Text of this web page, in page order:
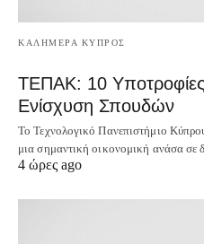
ΚΑΛΗΜΕΡΑ ΚΥΠΡΟΣ
ΤΕΠΑΚ: 10 Υποτροφίες
Ενίσχυση Σπουδών
Το Τεχνολογικό Πανεπιστήμιο
μια σημαντική οικονομική ανάσα σε
4 ώρες ago